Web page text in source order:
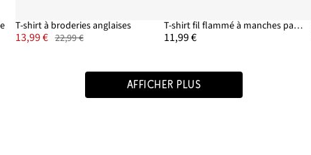
T-shirt à broderies anglaises
13,99 € 22,99 €
T-shirt fil flammé à manches papillon
11,99 €
AFFICHER PLUS